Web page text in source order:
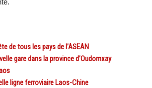
de tous les pays de l’ASEAN
gare dans la province d’Oudomxay
ligne ferroviaire Laos-Chine